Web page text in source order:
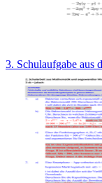
3. Schulaufgabe aus